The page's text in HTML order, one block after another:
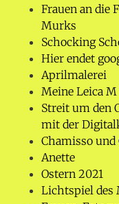
Frauen an die
Murks
Schocking
Hier endet
Aprilmalerei
Meine Leica
Streit um den
mit der
Chamisso und
Anette
Ostern 2021
Lichtspiel des